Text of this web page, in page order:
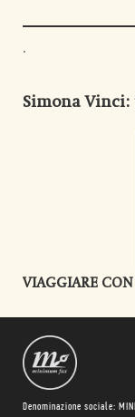
.
Simona Vinci:
VIAGGIARE
Denominazione sociale: